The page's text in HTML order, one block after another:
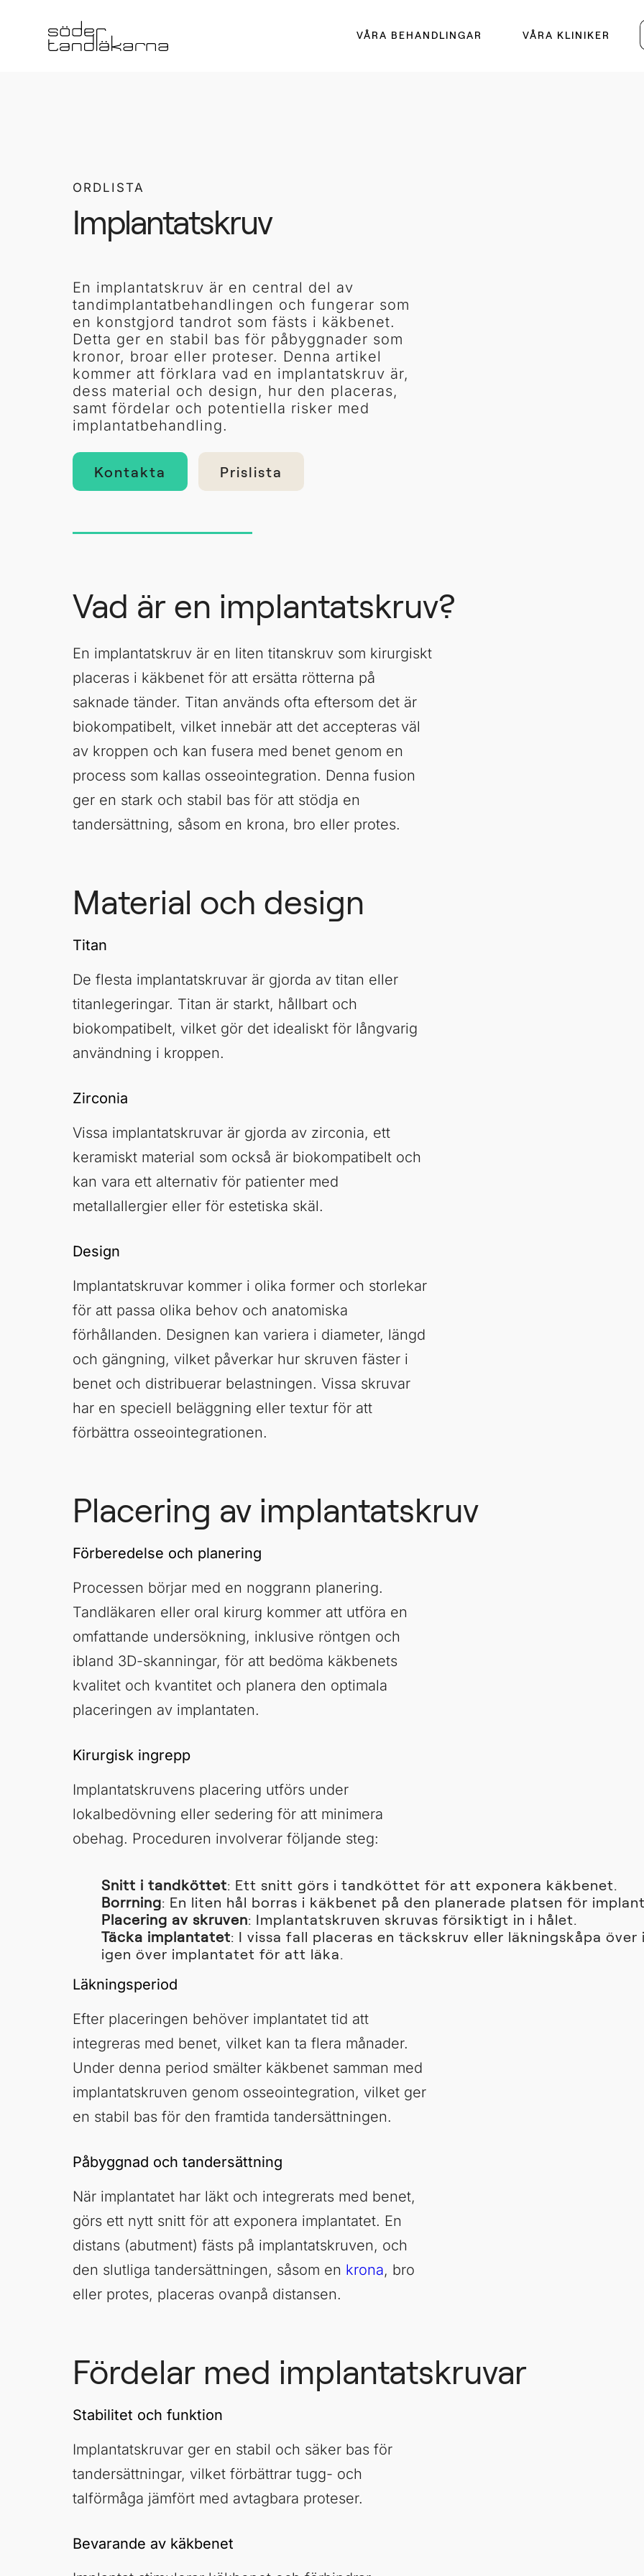
VÅRA BEHANDLINGAR VÅRA KLINIKER
ORDLISTA
Implantatskruv
En implantatskruv är en central del av
tandimplantatbehandlingen och fungerar som
en konstgjord tandrot som fästs i käkbenet.
Detta ger en stabil bas för påbyggnader som
kronor, broar eller proteser. Denna artikel
kommer att förklara vad en implantatskruv är,
dess material och design, hur den placeras,
samt fördelar och potentiella risker med
implantatbehandling.
Kontakta Prislista
Vad är en implantatskruv?
En implantatskruv är en liten titanskruv som kirurgiskt
placeras i käkbenet för att ersätta rötterna på
saknade tänder. Titan används ofta eftersom det är
biokompatibelt, vilket innebär att det accepteras väl
av kroppen och kan fusera med benet genom en
process som kallas osseointegration. Denna fusion
ger en stark och stabil bas för att stödja en
tandersättning, såsom en krona, bro eller protes.
Material och design
Titan
De flesta implantatskruvar är gjorda av titan eller
titanlegeringar. Titan är starkt, hållbart och
biokompatibelt, vilket gör det idealiskt för långvarig
användning i kroppen.
Zirconia
Vissa implantatskruvar är gjorda av zirconia, ett
keramiskt material som också är biokompatibelt och
kan vara ett alternativ för patienter med
metallallergier eller för estetiska skäl.
Design
Implantatskruvar kommer i olika former och storlekar
för att passa olika behov och anatomiska
förhållanden. Designen kan variera i diameter, längd
och gängning, vilket påverkar hur skruven fäster i
benet och distribuerar belastningen. Vissa skruvar
har en speciell beläggning eller textur för att
förbättra osseointegrationen.
Placering av implantatskruv
Förberedelse och planering
Processen börjar med en noggrann planering.
Tandläkaren eller oral kirurg kommer att utföra en
omfattande undersökning, inklusive röntgen och
ibland 3D-skanningar, för att bedöma käkbenets
kvalitet och kvantitet och planera den optimala
placeringen av implantaten.
Kirurgisk ingrepp
Implantatskruvens placering utförs under
lokalbedövning eller sedering för att minimera
obehag. Proceduren involverar följande steg:
Snitt i tandköttet: Ett snitt görs i tandköttet för att exponera käkbenet.
Borrning: En liten hål borras i käkbenet på den planerade platsen för
Placering av skruven: Implantatskruven skruvas försiktigt in i hålet.
Täcka implantatet: I vissa fall placeras en täckskruv eller läkningskåpa
igen över implantatet för att läka.
Läkningsperiod
Efter placeringen behöver implantatet tid att
integreras med benet, vilket kan ta flera månader.
Under denna period smälter käkbenet samman med
implantatskruven genom osseointegration, vilket ger
en stabil bas för den framtida tandersättningen.
Påbyggnad och tandersättning
När implantatet har läkt och integrerats med benet,
görs ett nytt snitt för att exponera implantatet. En
distans (abutment) fästs på implantatskruven, och
den slutliga tandersättningen, såsom en krona, bro
eller protes, placeras ovanpå distansen.
Fördelar med implantatskruvar
Stabilitet och funktion
Implantatskruvar ger en stabil och säker bas för
tandersättningar, vilket förbättrar tugg- och
talförmåga jämfört med avtagbara proteser.
Bevarande av käkbenet